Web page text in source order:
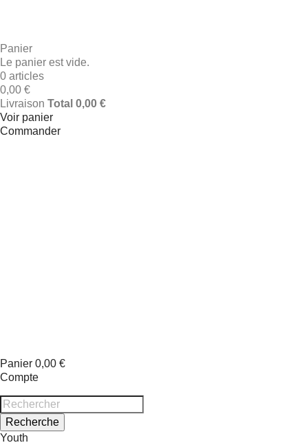
Panier
Le panier est vide.
0 articles
0,00 €
Livraison Total 0,00 €
Voir panier
Commander
Panier 0,00 €
Compte
Recherche
Youth